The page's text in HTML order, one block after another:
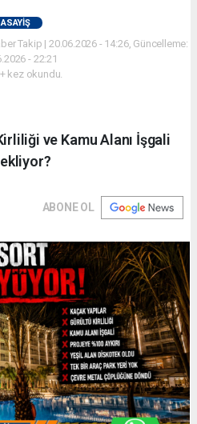
ASAYIŞ
Takip | 20.06.2026 - 14:26, Güncelleme:
- 22:21
kez okundu.
ve Kamu Alanı İşgali
ABONE OL